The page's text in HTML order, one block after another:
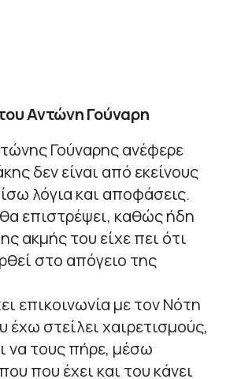
Αντώνη Γούναρη
Γούναρης ανέφερε
δεν είναι από εκείνους
λόγια και αποφάσεις.
επιστρέψει, καθώς ήδη
ακμής του είχε πει ότι
στο απόγειο της
επικοινωνία με τον Νότη
έχω στείλει χαιρετισμούς,
να τους πήρε, μέσω
που έχει και του κάνει